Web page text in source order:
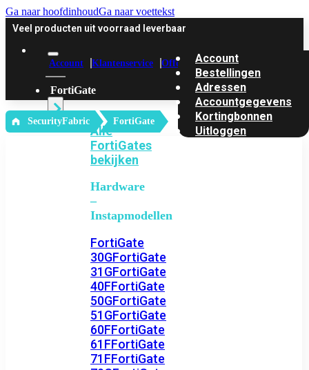
Ga naar hoofdinhoudGa naar voettekst
Veel producten uit voorraad leverbaar
Account Klantenservice Offerte
FortiGate
Alle
FortiGates
bekijken
Hardware
–
Instapmodellen
FortiGate
30GFortiGate
31GFortiGate
40FFortiGate
50GFortiGate
51GFortiGate
60FFortiGate
61FFortiGate
71FFortiGate
Account
Bestellingen
Adressen
Accountgegevens
Kortingbonnen
Uitloggen
‎ SecurityFabric FortiGate